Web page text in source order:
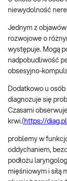
niewydolność
Jednym z
rozwojowe o
występuje. Mogą
nadpobudliwość
obsesyjno-
Dodatkowo u
diagnozuje się
Czasami
krwi.( https://
problemy w
oddychaniem,
podłożu
mięśniowym i siłą